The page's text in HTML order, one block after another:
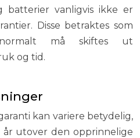
batterier vanligvis ikke er
Disse betraktes som
må skiftes ut
og tid.
kan variere betydelig,
utover den opprinnelige